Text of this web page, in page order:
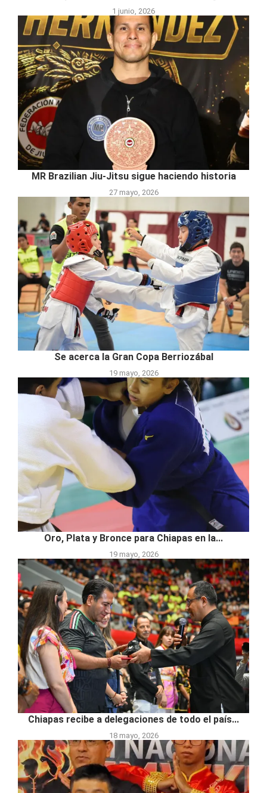
1 junio, 2026
MR Brazilian Jiu-Jitsu sigue haciendo historia
27 mayo, 2026
Se acerca la Gran Copa Berriozábal
19 mayo, 2026
Oro, Plata y Bronce para Chiapas en la...
19 mayo, 2026
Chiapas recibe a delegaciones de todo el país...
18 mayo, 2026